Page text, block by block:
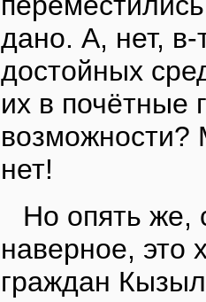
дано. А, нет,
достойных
их в почётные
нет!
Но опять же,
наверное, это
граждан